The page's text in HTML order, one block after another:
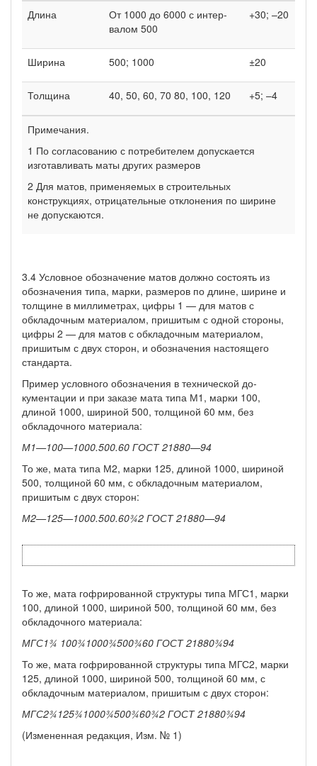
Длина
От 1000 до 6000 с интер­
валом 500
+30; –20
Ширина 500; 1000 ±20
Толщина 40, 50, 60, 70 80, 100, 120 +5; –4
Примечания.
1 По согласованию с потребителем допускается
изготавливать маты дру­гих размеров
2 Для матов, применяемых в строительных
конструкциях, отрицательные отклонения по ширине
не допускаются.
3.4 Условное обозначение матов должно состоять из
обозначе­ния типа, марки, размеров по длине, ширине и
толщине в милли­метрах, цифры 1 — для матов с
обкладочным материалом, приши­тым с одной стороны,
цифры 2 — для матов с обкладочным мате­риалом,
пришитым с двух сторон, и обозначения настоящего
стан­дарта.
Пример условного обозначения в технической до­
кументации и при заказе мата типа М1, марки 100,
длиной 1000, шириной 500, толщиной 60 мм, без
обкладочного материала:
М1—100—1000.500.60 ГОСТ 21880—94
То же, мата типа М2, марки 125, длиной 1000, шириной
500, толщиной 60 мм, с обкладочным материалом,
пришитым с двух сторон:
М2—125—1000.500.60¾2 ГОСТ 21880—94
То же, мата гофрированной структуры типа МГС1, марки
100, длиной 1000, шириной 500, толщиной 60 мм, без
обкладочного материала:
МГС1¾ 100¾1000¾500¾60 ГОСТ 21880¾94
То же, мата гофрированной структуры типа МГС2, марки
125, длиной 1000, шириной 500, толщиной 60 мм, с
обкладочным материалом, пришитым с двух сторон:
МГС2¾125¾1000¾500¾60¾2 ГОСТ 21880¾94
(Измененная редакция, Изм. № 1)